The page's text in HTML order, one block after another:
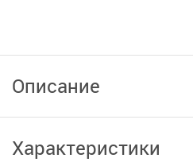
Описание
Характеристики